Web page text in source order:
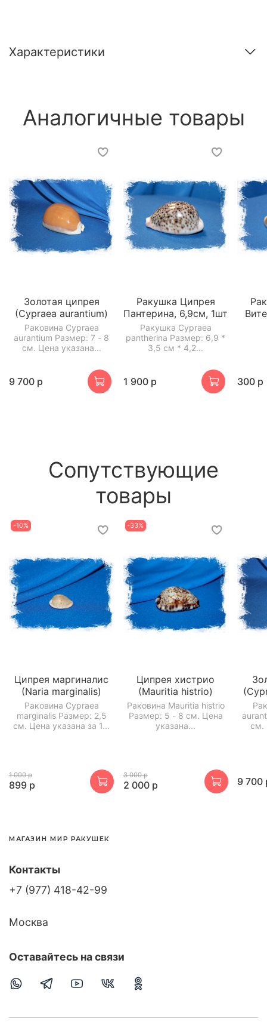
Характеристики
Аналогичные товары
Золотая ципрея
(Cypraea aurantium)
Раковина Cypraea
aurantium Размер: 7 - 8
см. Цена указана...
9 700 р
Ракушка Ципрея
Пантерина, 6,9см, 1шт
Ракушка Cypraea
pantherina Размер: 6,9 *
3,5 см * 4,2...
1 900 р 300 р
Сопутствующие
товары
-10%
Ципрея маргиналис
(Naria marginalis)
Раковина Cypraea
marginalis Размер: 2,5
см. Цена указана за 1...
1 000 р
899 р
-33%
Ципрея хистрио
(Mauritia histrio)
Раковина Mauritia histrio
Размер: 5 - 8 см. Цена
указана...
3 000 р
2 000 р
см.
9 700
МАГАЗИН МИР РАКУШЕК
Контакты
+7 (977) 418-42-99
Москва
Оставайтесь на связи